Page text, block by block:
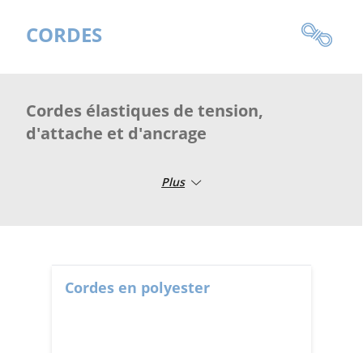
CORDES
Cordes élastiques de tension,
d'attache et d'ancrage
Plus
Cordes en polyester